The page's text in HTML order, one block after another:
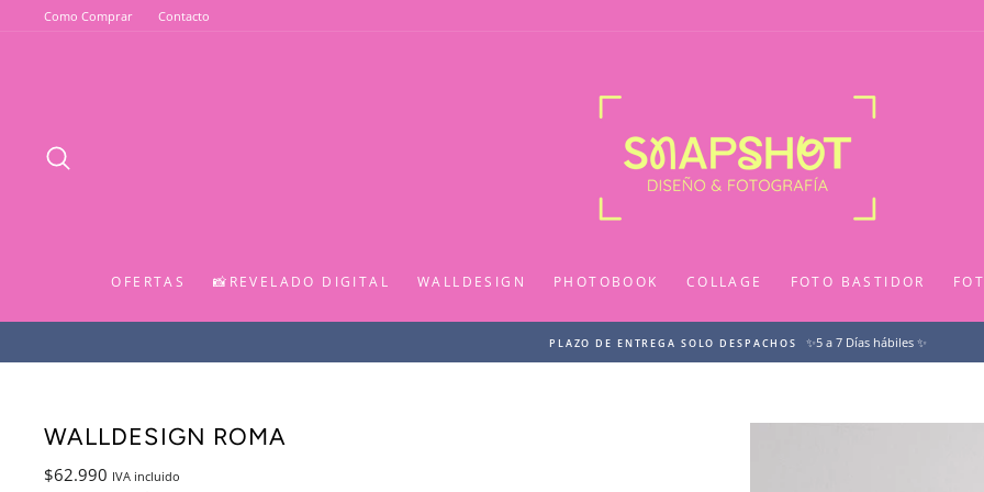
Como Comprar Contacto
OFERTAS 📸REVELADO DIGITAL WALLDESIGN PHOTOBOOK COLLAGE FOTO BASTIDOR
PLAZO DE ENTREGA SOLO DESPACHOS ✨5 a 7 Días hábiles ✨
WALLDESIGN ROMA
Precio
$62.990 IVA incluido